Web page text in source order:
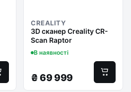
CREALITY
3D сканер Creality CR-
Scan Raptor
В наявності
₴ 69 999